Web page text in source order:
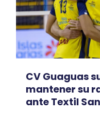
CV Guaguas
mantener su
ante Textil